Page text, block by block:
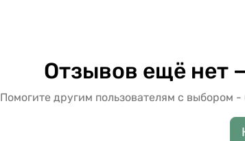
Отзывов ещё нет
Помогите другим пользователям с выбором